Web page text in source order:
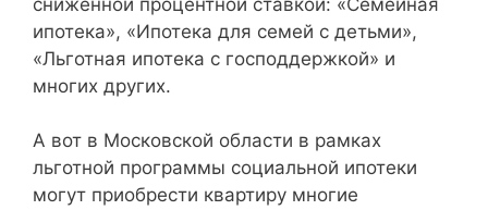
ипотека», «Ипотека для семей с детьми»,
«Льготная ипотека с господдержкой» и
многих других.
А вот в Московской области в рамках
льготной программы социальной ипотеки
могут приобрести квартиру многие